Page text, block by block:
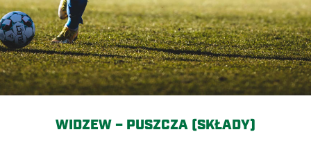
WIDZEW – PUSZCZA (SKŁADY)